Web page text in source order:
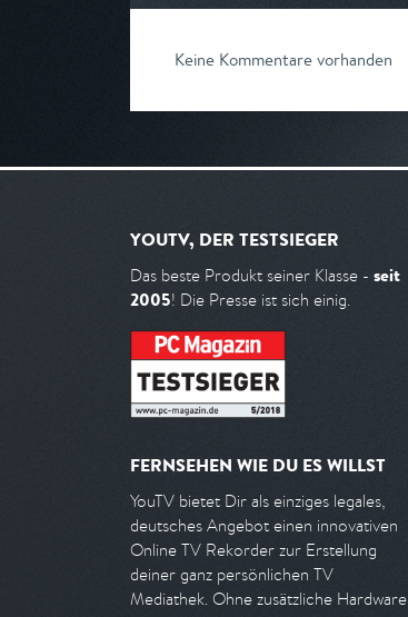
Keine Kommentare vorhanden
YOUTV, DER TESTSIEGER
Das beste Produkt seiner Klasse - seit
2005! Die Presse ist sich einig.
FERNSEHEN WIE DU ES WILLST
YouTV bietet Dir als einziges legales,
deutsches Angebot einen innovativen
Online TV Rekorder zur Erstellung
deiner ganz persönlichen TV
Mediathek. Ohne zusätzliche Hardware